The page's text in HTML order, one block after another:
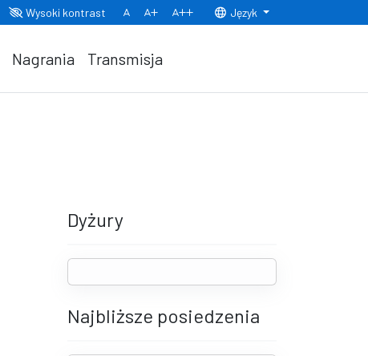
Wysoki kontrast
Normalny rozmiar czcionki
Rozmiar czcionki 150% Rozmiar czcionki 200%
Język
Nagrania Transmisja
Dyżury
Najbliższe posiedzenia